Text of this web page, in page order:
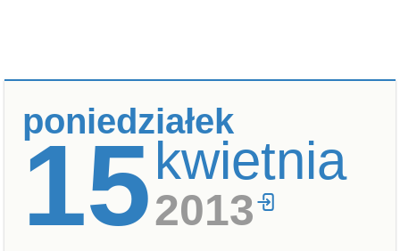
poniedziałek
15kwietnia
2013